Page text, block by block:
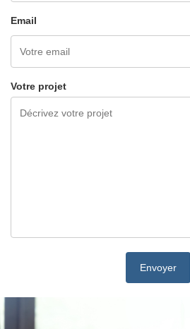
Email
Votre projet